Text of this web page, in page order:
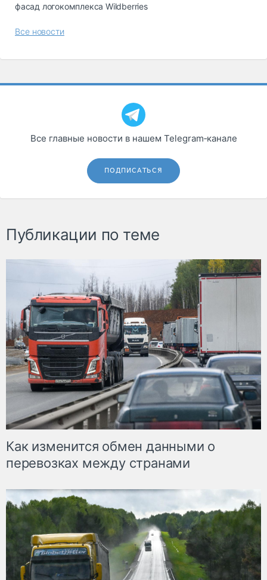
фасад логокомплекса Wildberries
Все новости
Все главные новости в нашем Telegram‑канале
ПОДПИСАТЬСЯ
Публикации по теме
Как изменится обмен данными о
перевозках между странами